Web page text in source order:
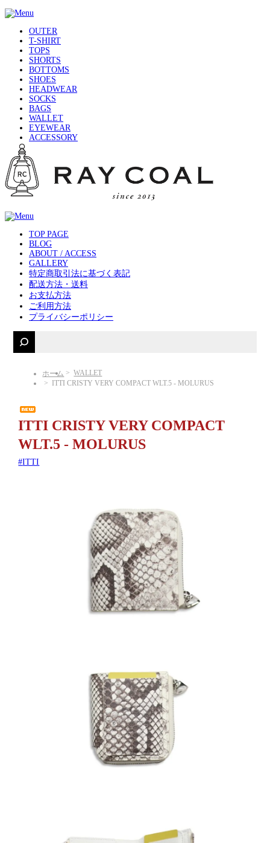
OUTER
T-SHIRT
TOPS
SHORTS
BOTTOMS
SHOES
HEADWEAR
SOCKS
BAGS
WALLET
EYEWEAR
ACCESSORY
TOP PAGE
BLOG
ABOUT / ACCESS
GALLERY
特定商取引法に基づく表記
配送方法・送料
お支払方法
ご利用方法
プライバシーポリシー
ホーム
WALLET
ITTI CRISTY VERY COMPACT WLT.5 - MOLURUS
ITTI CRISTY VERY COMPACT
WLT.5 - MOLURUS
ITTI